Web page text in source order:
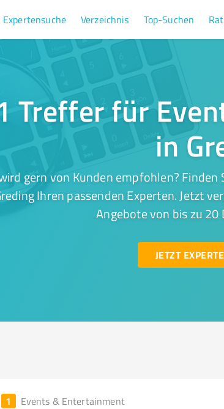
Expertensuche Verzeichnis Top-Suchen
Treffer für
in
gern von Kunden empfohlen?
Ihren passenden Experten. Jetzt
Angebote von bis zu
JETZT
1 Events & Entertainment